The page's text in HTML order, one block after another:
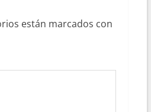
están marcados con